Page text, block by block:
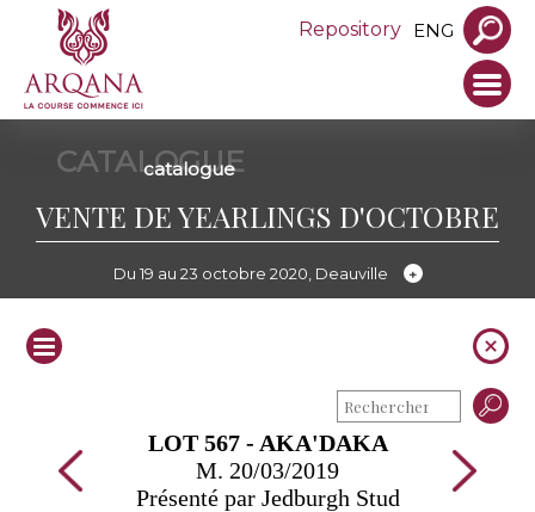
Repository ENG
CATALOGUE
catalogue
VENTE DE YEARLINGS D'OCTOBRE
Du 19 au 23 octobre 2020, Deauville
LOT 567 - AKA'DAKA
M. 20/03/2019
Présenté par Jedburgh Stud